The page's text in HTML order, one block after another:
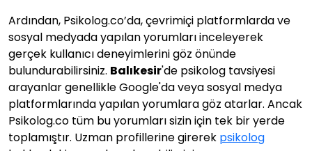
Ardından, Psikolog.co’da, çevrimiçi platformlarda ve
sosyal medyada yapılan yorumları inceleyerek
gerçek kullanıcı deneyimlerini göz önünde
bulundurabilirsiniz. Balıkesir'de psikolog tavsiyesi
arayanlar genellikle Google'da veya sosyal medya
platformlarında yapılan yorumlara göz atarlar. Ancak
Psikolog.co tüm bu yorumları sizin için tek bir yerde
toplamıştır. Uzman profillerine girerek psikolog